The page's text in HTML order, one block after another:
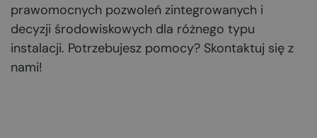
prawomocnych pozwoleń zintegrowanych i
decyzji środowiskowych dla różnego typu
instalacji. Potrzebujesz pomocy? Skontaktuj się z
nami!